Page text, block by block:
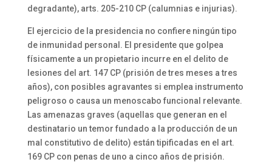
degradante), arts. 205-210 CP (calumnias e injurias).
El ejercicio de la presidencia no confiere ningún tipo
de inmunidad personal. El presidente que golpea
físicamente a un propietario incurre en el delito de
lesiones del art. 147 CP (prisión de tres meses a tres
años), con posibles agravantes si emplea instrumento
peligroso o causa un menoscabo funcional relevante.
Las amenazas graves (aquellas que generan en el
destinatario un temor fundado a la producción de un
mal constitutivo de delito) están tipificadas en el art.
169 CP con penas de uno a cinco años de prisión.